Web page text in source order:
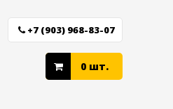
+7 (903) 968-83-07
0 шт.